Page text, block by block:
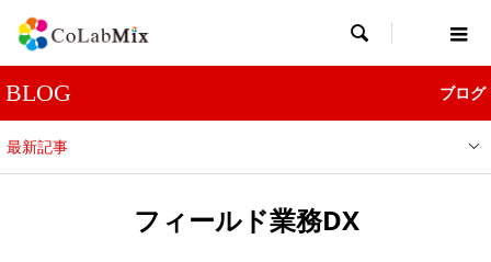

BLOG ブログ
最新記事
フィールド業務DX